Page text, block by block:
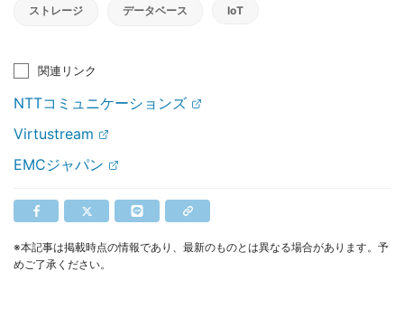
ストレージ データベース IoT
関連リンク
NTTコミュニケーションズ
Virtustream
EMCジャパン
※本記事は掲載時点の情報であり、最新のものとは異なる場合があります。予
めご了承ください。